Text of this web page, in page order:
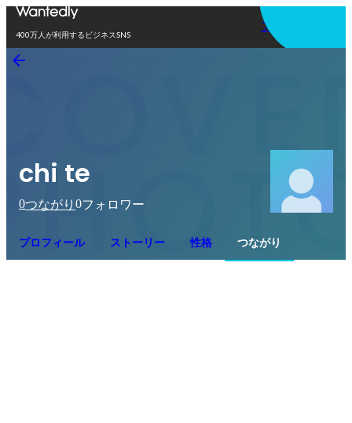
400万人が利用するビジネスSNS
アプリを使う
chi te
0つながり 0フォロワー
プロフィール ストーリー 性格 つながり